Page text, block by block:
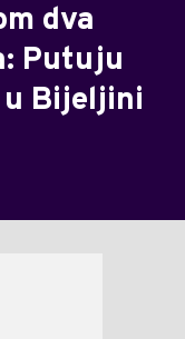
dva
Putuju
u Bijeljini